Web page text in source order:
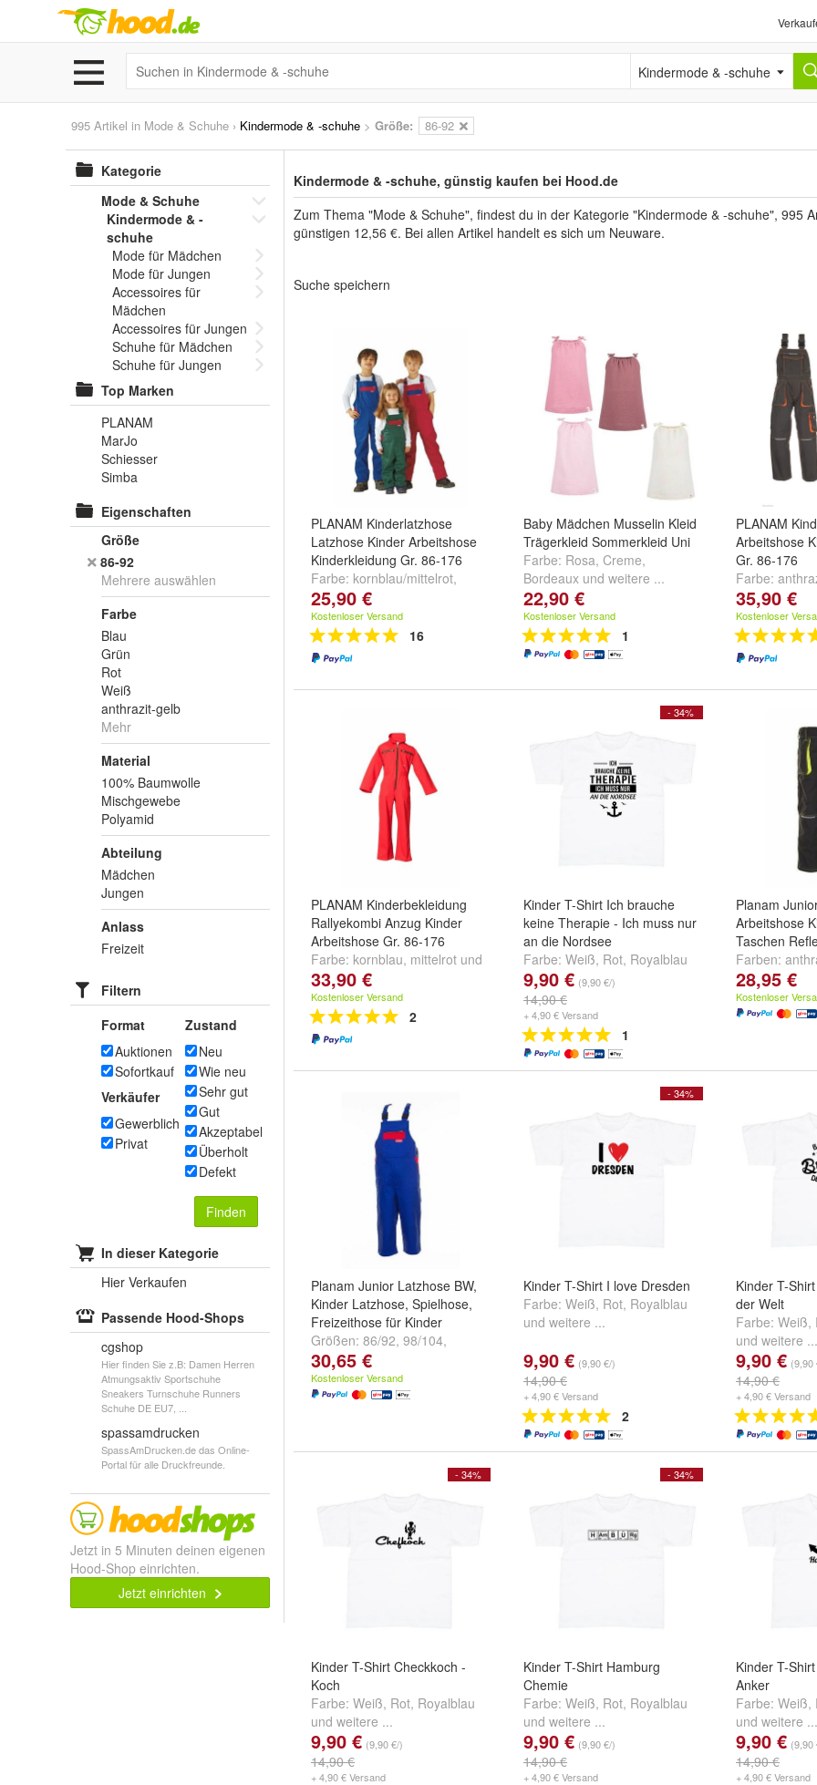
Kindermode & -schuhe
995 Artikel in Mode & Schuhe › Kindermode & -schuhe > Größe: 86-92
Kategorie
Mode & Schuhe
Kindermode & -
schuhe
Mode für Mädchen
Mode für Jungen
Accessoires für
Mädchen
Accessoires für Jungen
Schuhe für Mädchen
Schuhe für Jungen
Top Marken
PLANAM
MarJo
Schiesser
Simba
Eigenschaften
Größe
86-92
Mehrere auswählen
Farbe
Blau
Grün
Rot
Weiß
anthrazit-gelb
Mehr
Material
100% Baumwolle
Mischgewebe
Polyamid
Abteilung
Mädchen
Jungen
Anlass
Freizeit
Filtern
Format
Auktionen
Sofortkauf
Verkäufer
Gewerblich
Privat
Zustand
Neu
Wie neu
Sehr gut
Gut
Akzeptabel
Überholt
Defekt
Finden
In dieser Kategorie
Hier Verkaufen
Passende Hood-Shops
cgshop
Hier finden Sie z.B: Damen Herren
Atmungsaktiv Sportschuhe
Sneakers Turnschuhe Runners
Schuhe DE EU7, ...
spassamdrucken
SpassAmDrucken.de das Online-
Portal für alle Druckfreunde.
Jetzt in 5 Minuten deinen eigenen
Hood-Shop einrichten.
Jetzt einrichten
Kindermode & -schuhe, günstig kaufen bei Hood.de
Zum Thema "Mode & Schuhe", findest du in der Kategorie "Kindermode & -schuhe", 995
günstigen 12,56 €. Bei allen Artikel handelt es sich um Neuware.
Suche speichern
PLANAM Kinderlatzhose
Latzhose Kinder Arbeitshose
Kinderkleidung Gr. 86-176
Farbe: kornblau/mittelrot,
mittelrot/kornblau
mittelgrün/mittelrot
25,90 €
Kostenloser Versand
16
Baby Mädchen Musselin Kleid
Trägerkleid Sommerkleid Uni
Farbe: Rosa, Creme,
Bordeaux und weitere ...
22,90 €
Kostenloser Versand
1
PLANAM
Arbeitshose
Gr. 86-176
Farbe:
marine/orange
35,90 €
Kostenloser
PLANAM Kinderbekleidung
Rallyekombi Anzug Kinder
Arbeitshose Gr. 86-176
Farbe: kornblau, mittelrot und
mittelgrün
33,90 €
Kostenloser Versand
2
- 34%
Kinder T-Shirt Ich brauche
keine Therapie - Ich muss nur
an die Nordsee
Farbe: Weiß, Rot, Royalblau
undweitere ...
9,90 € (9,90 €/)
14,90 €
+ 4,90 € Versand
1
Planam
Arbeitshose
Taschen
Farben:
marine/
oliv/orange
28,95 €
Kostenloser
Planam Junior Latzhose BW,
Kinder Latzhose, Spielhose,
Freizeithose für Kinder
Größen: 86/92, 98/104,
110/116 und
30,65 €
Kostenloser Versand
- 34%
Kinder T-Shirt I love Dresden
Farbe: Weiß, Rot, Royalblau
und weitere ...
9,90 € (9,90 €/)
14,90 €
+ 4,90 € Versand
2
Kinder T-
der Welt
Farbe: Weiß,
und weitere ...
9,90 € (9,90
14,90 €
+ 4,90 € Versand
- 34%
Kinder T-Shirt Checkkoch -
Koch
Farbe: Weiß, Rot, Royalblau
und weitere ...
9,90 € (9,90 €/)
14,90 €
+ 4,90 € Versand
- 34%
Kinder T-Shirt Hamburg
Chemie
Farbe: Weiß, Rot, Royalblau
und weitere ...
9,90 € (9,90 €/)
14,90 €
+ 4,90 € Versand
Kinder T-
Anker
Farbe: Weiß,
und weitere ...
9,90 € (9,90
14,90 €
+ 4,90 € Versand